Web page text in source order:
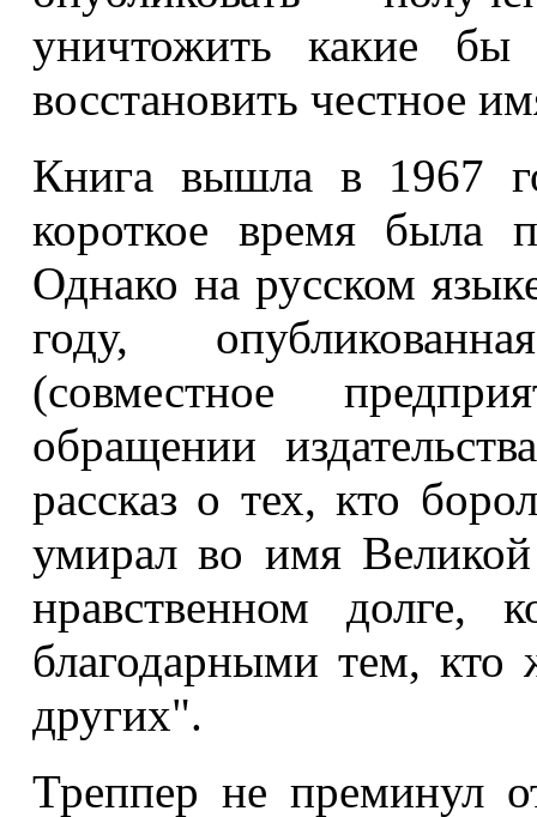
уничтожить какие
восстановить честное
Книга вышла в 1967
короткое время была
Однако на русском
году,
(совместное
обращении
рассказ о тех, кто
умирал во имя
нравственном долге,
благодарными тем, кто
других".
Треппер не преминул